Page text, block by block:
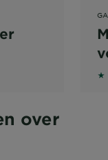
over